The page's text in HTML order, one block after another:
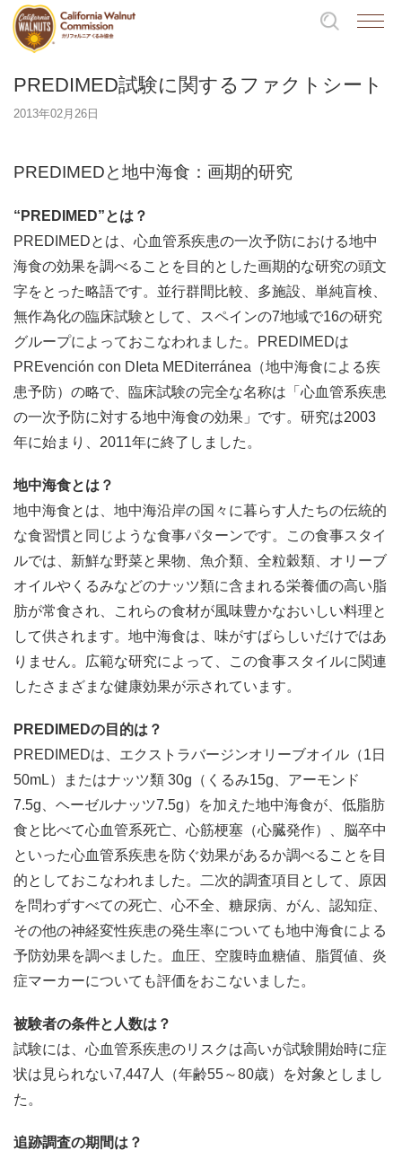
PREDIMED試験に関するファクトシート
2013年02月26日
PREDIMEDと地中海食：画期的研究
“PREDIMED”とは？
PREDIMEDとは、心血管系疾患の一次予防における地中
海食の効果を調べることを目的とした画期的な研究の頭文
字をとった略語です。並行群間比較、多施設、単純盲検、
無作為化の臨床試験として、スペインの7地域で16の研究
グループによっておこなわれました。PREDIMEDは
PREvención con DIeta MEDiterránea（地中海食による疾
患予防）の略で、臨床試験の完全な名称は「心血管系疾患
の一次予防に対する地中海食の効果」です。研究は2003
年に始まり、2011年に終了しました。
地中海食とは？
地中海食とは、地中海沿岸の国々に暮らす人たちの伝統的
な食習慣と同じような食事パターンです。この食事スタイ
ルでは、新鮮な野菜と果物、魚介類、全粒穀類、オリーブ
オイルやくるみなどのナッツ類に含まれる栄養価の高い脂
肪が常食され、これらの食材が風味豊かなおいしい料理と
して供されます。地中海食は、味がすばらしいだけではあ
りません。広範な研究によって、この食事スタイルに関連
したさまざまな健康効果が示されています。
PREDIMEDの目的は？
PREDIMEDは、エクストラバージンオリーブオイル（1日
50mL）またはナッツ類 30g（くるみ15g、アーモンド
7.5g、ヘーゼルナッツ7.5g）を加えた地中海食が、低脂肪
食と比べて心血管系死亡、心筋梗塞（心臓発作）、脳卒中
といった心血管系疾患を防ぐ効果があるか調べることを目
的としておこなわれました。二次的調査項目として、原因
を問わずすべての死亡、心不全、糖尿病、がん、認知症、
その他の神経変性疾患の発生率についても地中海食による
予防効果を調べました。血圧、空腹時血糖値、脂質値、炎
症マーカーについても評価をおこないました。
被験者の条件と人数は？
試験には、心血管系疾患のリスクは高いが試験開始時に症
状は見られない7,447人（年齢55～80歳）を対象としまし
た。
追跡調査の期間は？